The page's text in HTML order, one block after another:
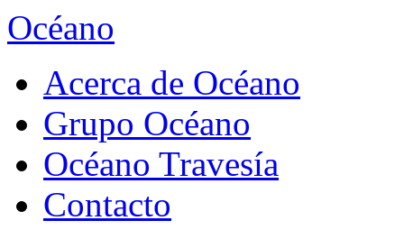
Océano
Acerca de Océano
Grupo Océano
Océano Travesía
Contacto